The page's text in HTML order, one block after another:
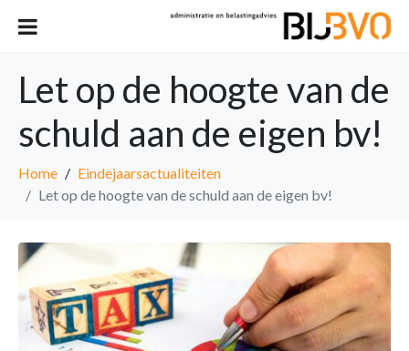
Let op de hoogte van de
schuld aan de eigen bv!
Home
Eindejaarsactualiteiten
Let op de hoogte van de schuld aan de eigen bv!